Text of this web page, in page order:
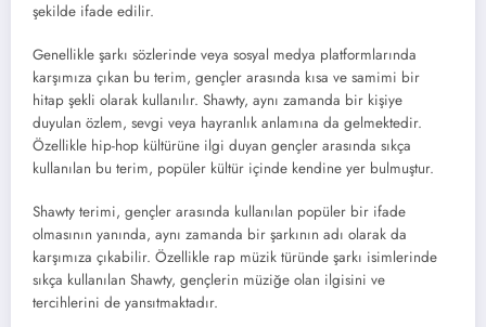
şekilde ifade edilir.
Genellikle şarkı sözlerinde veya sosyal medya platformlarında
karşımıza çıkan bu terim, gençler arasında kısa ve samimi bir
hitap şekli olarak kullanılır. Shawty, aynı zamanda bir kişiye
duyulan özlem, sevgi veya hayranlık anlamına da gelmektedir.
Özellikle hip-hop kültürüne ilgi duyan gençler arasında sıkça
kullanılan bu terim, popüler kültür içinde kendine yer bulmuştur.
Shawty terimi, gençler arasında kullanılan popüler bir ifade
olmasının yanında, aynı zamanda bir şarkının adı olarak da
karşımıza çıkabilir. Özellikle rap müzik türünde şarkı isimlerinde
sıkça kullanılan Shawty, gençlerin müziğe olan ilgisini ve
tercihlerini de yansıtmaktadır.